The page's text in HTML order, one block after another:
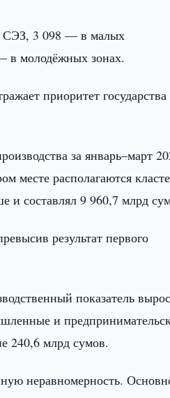
СЭЗ, 3 098 — в малых
в молодёжных зонах.
приоритет государства
за январь–март
месте располагаются
и составлял 9 960,7 млрд
результат первого
показатель
и
240,6 млрд сумов.
неравномерность.